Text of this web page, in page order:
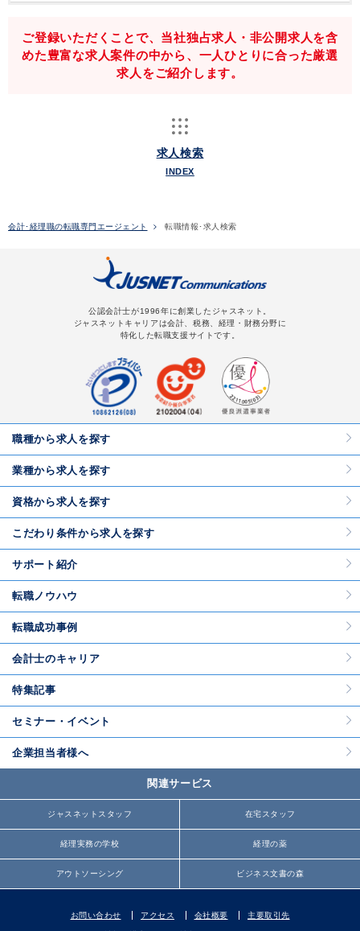
ご登録いただくことで、当社独占求人・非公開求人を含
めた豊富な求人案件の中から、一人ひとりに合った厳選
求人をご紹介します。
求人検索
INDEX
会計･経理職の転職専門エージェント 転職情報･求人検索
公認会計士が1996年に創業したジャスネット。
ジャスネットキャリアは会計、税務、経理・財務分野に
特化した転職支援サイトです。
職種から求人を探す
業種から求人を探す
資格から求人を探す
こだわり条件から求人を探す
サポート紹介
転職ノウハウ
転職成功事例
会計士のキャリア
特集記事
セミナー・イベント
企業担当者様へ
関連サービス
ジャスネットスタッフ 在宅スタッフ
経理実務の学校 経理の薬
アウトソーシング ビジネス文書の森
お問い合わせ アクセス 会社概要 主要取引先